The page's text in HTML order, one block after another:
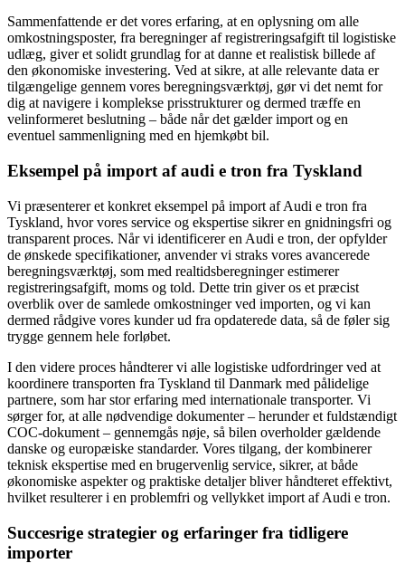
Sammenfattende er det vores erfaring, at en oplysning om alle
omkostningsposter, fra beregninger af registreringsafgift til logistiske
udlæg, giver et solidt grundlag for at danne et realistisk billede af
den økonomiske investering. Ved at sikre, at alle relevante data er
tilgængelige gennem vores beregningsværktøj, gør vi det nemt for
dig at navigere i komplekse prisstrukturer og dermed træffe en
velinformeret beslutning – både når det gælder import og en
eventuel sammenligning med en hjemkøbt bil.
Eksempel på import af audi e tron fra Tyskland
Vi præsenterer et konkret eksempel på import af Audi e tron fra
Tyskland, hvor vores service og ekspertise sikrer en gnidningsfri og
transparent proces. Når vi identificerer en Audi e tron, der opfylder
de ønskede specifikationer, anvender vi straks vores avancerede
beregningsværktøj, som med realtidsberegninger estimerer
registreringsafgift, moms og told. Dette trin giver os et præcist
overblik over de samlede omkostninger ved importen, og vi kan
dermed rådgive vores kunder ud fra opdaterede data, så de føler sig
trygge gennem hele forløbet.
I den videre proces håndterer vi alle logistiske udfordringer ved at
koordinere transporten fra Tyskland til Danmark med pålidelige
partnere, som har stor erfaring med internationale transporter. Vi
sørger for, at alle nødvendige dokumenter – herunder et fuldstændigt
COC-dokument – gennemgås nøje, så bilen overholder gældende
danske og europæiske standarder. Vores tilgang, der kombinerer
teknisk ekspertise med en brugervenlig service, sikrer, at både
økonomiske aspekter og praktiske detaljer bliver håndteret effektivt,
hvilket resulterer i en problemfri og vellykket import af Audi e tron.
Succesrige strategier og erfaringer fra tidligere
importer